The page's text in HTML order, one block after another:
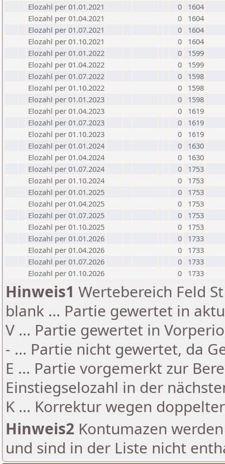
Elozahl per 01.01.2021
0
1604
Elozahl per 01.04.2021
0
1604
Elozahl per 01.07.2021
0
1604
Elozahl per 01.10.2021
0
1604
Elozahl per 01.01.2022
0
1599
Elozahl per 01.04.2022
0
1599
Elozahl per 01.07.2022
0
1598
Elozahl per 01.10.2022
0
1598
Elozahl per 01.01.2023
0
1598
Elozahl per 01.04.2023
0
1619
Elozahl per 01.07.2023
0
1619
Elozahl per 01.10.2023
0
1619
Elozahl per 01.01.2024
0
1630
Elozahl per 01.04.2024
0
1630
Elozahl per 01.07.2024
0
1753
Elozahl per 01.10.2024
0
1753
Elozahl per 01.01.2025
0
1753
Elozahl per 01.04.2025
0
1753
Elozahl per 01.07.2025
0
1753
Elozahl per 01.10.2025
0
1753
Elozahl per 01.01.2026
0
1733
Elozahl per 01.04.2026
0
1733
Elozahl per 01.07.2026
0
1733
Elozahl per 01.10.2026
0 1733
Hinweis1 Wertebereich Feld
blank ... Partie gewertet in
V ... Partie gewertet in
- ... Partie nicht gewertet, da
E ... Partie vorgemerkt zur
Einstiegselozahl in der
K ... Korrektur wegen
Hinweis2 Kontumazen
und sind in der Liste nicht